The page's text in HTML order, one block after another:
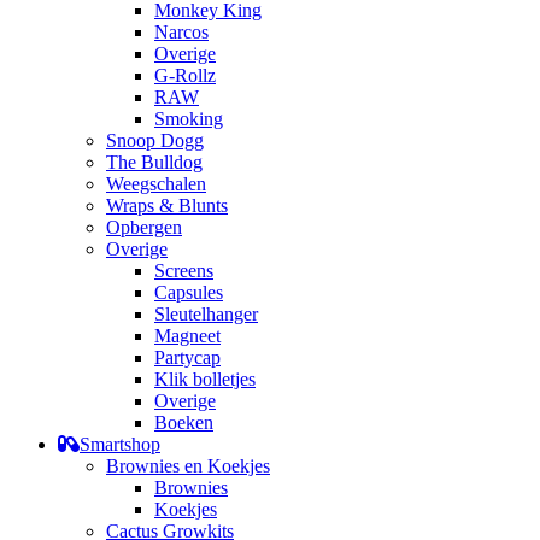
Monkey King
Narcos
Overige
G-Rollz
RAW
Smoking
Snoop Dogg
The Bulldog
Weegschalen
Wraps & Blunts
Opbergen
Overige
Screens
Capsules
Sleutelhanger
Magneet
Partycap
Klik bolletjes
Overige
Boeken
Smartshop
Brownies en Koekjes
Brownies
Koekjes
Cactus Growkits